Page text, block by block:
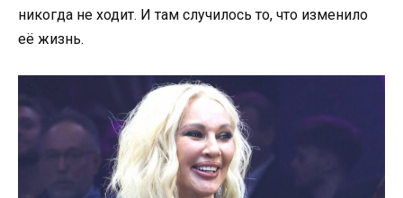
никогда не ходит. И там случилось то, что изменило
её жизнь.